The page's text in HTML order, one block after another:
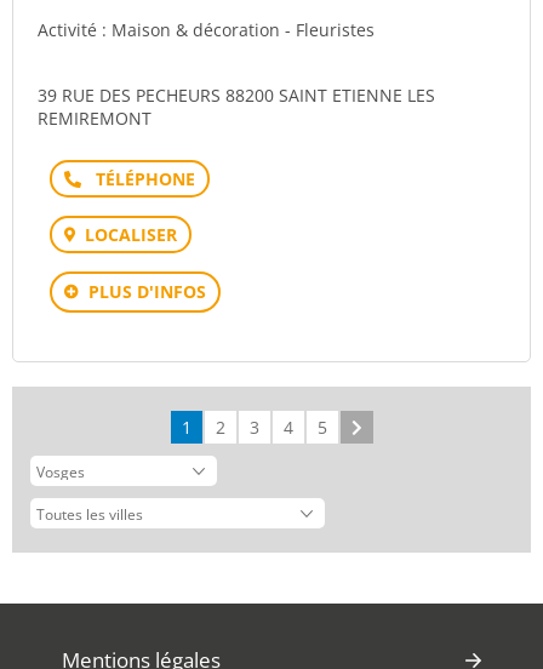
Activité : Maison & décoration - Fleuristes
39 RUE DES PECHEURS 88200 SAINT ETIENNE LES
REMIREMONT
Téléphone
LOCALISER
PLUS D'INFOS
1 2 3 4 5
Mentions légales